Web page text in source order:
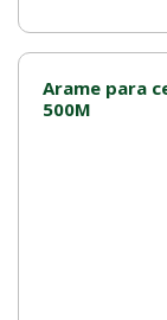
Arame para
500M